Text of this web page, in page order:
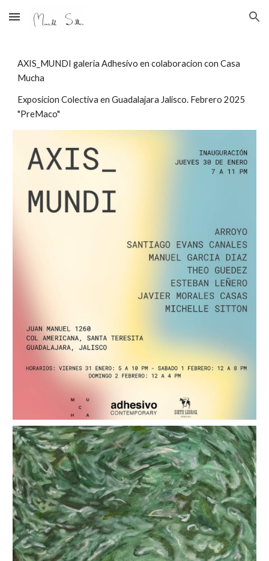
Skip to main content Skip to navigation
AXIS_MUNDI galeria Adhesivo en colaboracion con Casa
Mucha
Exposicion Colectiva en Guadalajara Jalisco. Febrero 2025
"PreMaco"